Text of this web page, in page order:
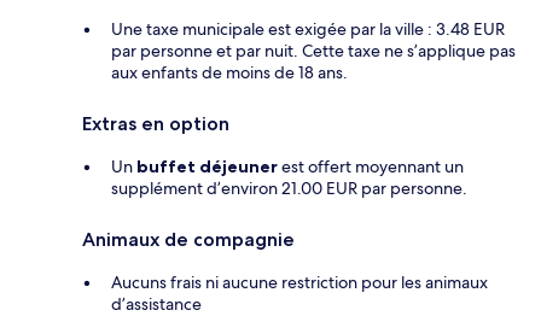
Une taxe municipale est exigée par la ville : 3.48 EUR
par personne et par nuit. Cette taxe ne s’applique pas
aux enfants de moins de 18 ans.
Extras en option
Un buffet déjeunerest offert moyennant un
supplément d’environ 21.00 EUR par personne.
Animaux de compagnie
Aucuns frais ni aucune restriction pour les animaux
d’assistance